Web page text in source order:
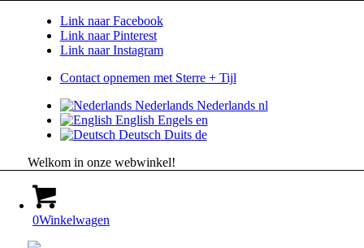
Link naar Facebook
Link naar Pinterest
Link naar Instagram
Contact opnemen met Sterre + Tijl
Nederlands Nederlands nl
English Engels en
Deutsch Duits de
Welkom in onze webwinkel!
0Winkelwagen